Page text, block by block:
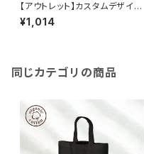
【アウトレット】カスタムデザイン
ステンレスボトル 220ml MG
¥1,014
同じカテゴリの商品